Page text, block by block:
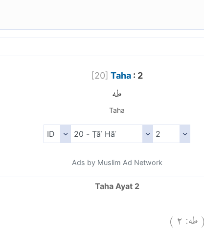
[20] Taha: 2
طه
Taha
Ads by Muslim Ad Network
Taha Ayat 2
(طه:٢)